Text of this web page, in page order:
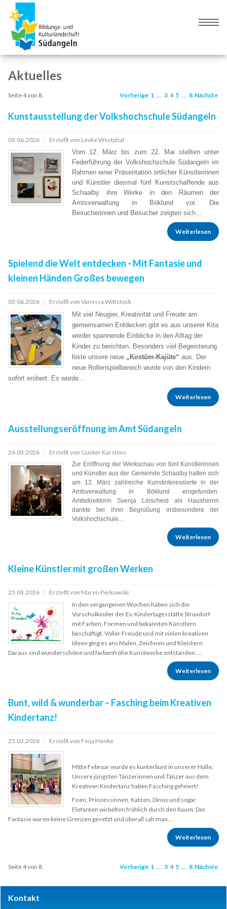
Navigation
springen
Inhalt
springen
Aktuelles
Seite 4 von 8. Vorherige 1 .... 3 4 5 .... 8 Nächste
Kunstausstellung der Volkshochschule Südangeln
03.06.2026
Erstellt von Levke Westphal
Vom 12. März bis zum 22. Mai stellten unter
Federführung der Volkshochschule Südangeln im
Rahmen einer Präsentation örtlicher Künstlerinnen
und Künstler diesmal fünf Kunstschaffende aus
Schaalby ihre Werke in den Räumen der
Amtsverwaltung in Böklund vor. Die
Besucherinnen und Besucher zeigten sich...
Weiterlesen
Spielend die Welt entdecken - Mit Fantasie und
kleinen Händen Großes bewegen
03.06.2026
Erstellt von Vanessa Wittstock
Mit viel Neugier, Kreativität und Freude am
gemeinsamen Entdecken gibt es aus unserer Kita
wieder spannende Einblicke in den Alltag der
Kinder zu berichten. Besonders viel Begeisterung
löste unsere neue „Kostüm-Kajüte“ aus. Der
neue Rollenspielbereich wurde von den Kindern
sofort erobert: Es wurde...
Weiterlesen
Ausstellungseröffnung im Amt Südangeln
26.03.2026 Erstellt von Günter Karstens
Zur Eröffnung der Werkschau von fünf Künstlerinnen
und Künstler aus der Gemeinde Schaalby hatten sich
am 12. März zahlreiche Kunstinteressierte in der
Amtsverwaltung in Böklund eingefunden.
Amtsdirektorin Svenja Linscheid als Hausherrin
dankte bei ihrer Begrüßung insbesondere der
Volkshochschule...
Weiterlesen
Kleine Künstler mit großen Werken
25.03.2026
Erstellt von Maren Perkowski
In den vergangenen Wochen haben sich die
Vorschulkinder der Ev. Kindertagesstätte Struxdorf
mit Farben, Formen und bekannten Künstlern
beschäftigt. Voller Freude und mit vielen kreativen
Ideen ging es ans Malen, Zeichnen und Kleistern.
Daraus sind wunderschöne und farbenfrohe Kunstwerke entstanden. ...
Weiterlesen
Bunt, wild & wunderbar – Fasching beim Kreativen
Kindertanz!
25.03.2026 Erstellt von Finja Henke
Mitte Februar wurde es kunterbunt in unserer Halle:
Unsere jüngsten Tänzerinnen und Tänzer aus dem
Kreativen Kindertanz haben Fasching gefeiert!
Feen, Prinzessinnen, Katzen, Dinos und sogar
Elefanten wirbelten fröhlich durch den Raum. Der
Fantasie waren keine Grenzen gesetzt und überall sah man...
Weiterlesen
Seite 4 von 8. Vorherige 1 .... 3 4 5 .... 8 Nächste
Kontakt